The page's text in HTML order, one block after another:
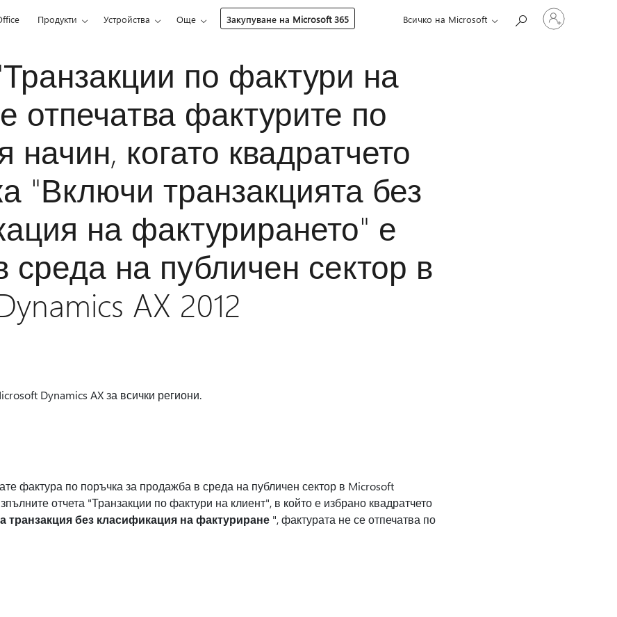
Продукти Устройства Още Закупуване на Microsoft 365 Всичко на Microsoft
Влезте
във
вашия
по фактури на
отпечатва фактурите по
начин, когато квадратчето
"Включи транзакцията без
на фактурирането" е
среда на публичен сектор в
AX 2012
Dynamics AX за всички региони.
фактура по поръчка за продажба в среда на публичен сектор в Microsoft
отчета "Транзакции по фактури на клиент", в който е избрано квадратчето
транзакция без класификация на фактуриране", фактурата не се отпечатва по